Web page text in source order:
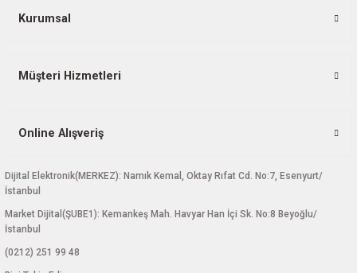
Kurumsal
Müşteri Hizmetleri
Online Alışveriş
Dijital Elektronik(MERKEZ): Namık Kemal, Oktay Rıfat Cd. No:7, Esenyurt/
İstanbul
Market Dijital(ŞUBE1): Kemankeş Mah. Havyar Han İçi Sk. No:8 Beyoğlu/
İstanbul
(0212) 251 99 48